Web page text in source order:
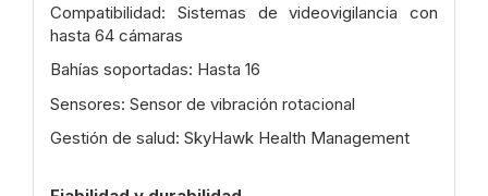
Compatibilidad: Sistemas de videovigilancia con
hasta 64 cámaras
Bahías soportadas: Hasta 16
Sensores: Sensor de vibración rotacional
Gestión de salud: SkyHawk Health Management